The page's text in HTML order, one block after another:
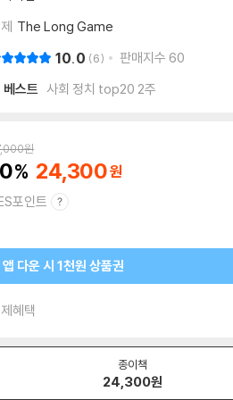
The Long Game
10.0 6 판매지수 60
베스트 사회 정치 top20 2주
원
24,300
포인트
앱 다운 시 1천원 상품권
혜택
종이책
24,300원